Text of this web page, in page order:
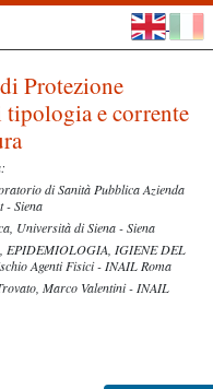
Protezione
e corrente
di Sanità Pubblica Azienda
- Siena
Università di Siena - Siena
EPIDEMIOLOGIA, IGIENE DEL
Agenti Fisici - INAIL Roma
Marco Valentini - INAIL